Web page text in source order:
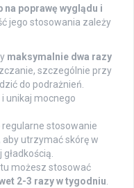
na poprawę wyglądu i
jego stosowania zależy
maksymalnie dwa razy
szczególnie przy
do podrażnień.
unikaj mocnego
regularne stosowanie
, aby utrzymać skórę w
możesz stosować
2-3 razy w tygodniu